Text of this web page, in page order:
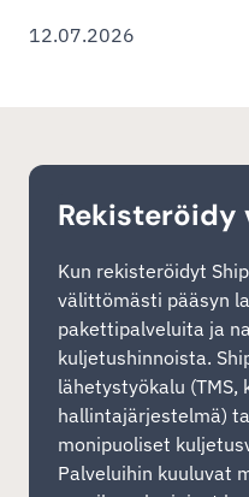
12.07.2026
Rekisteröidy
Kun rekisteröidyt
välittömästi pääsyn
pakettipalveluita ja
kuljetushinnoista.
lähetystyökalu (TMS,
hallintajärjestelmä)
monipuoliset
Palveluihin kuuluvat